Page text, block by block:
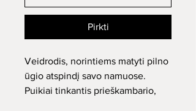
Pirkti
Veidrodis, norintiems matyti pilno
ūgio atspindį savo namuose.
Puikiai tinkantis prieškambario,